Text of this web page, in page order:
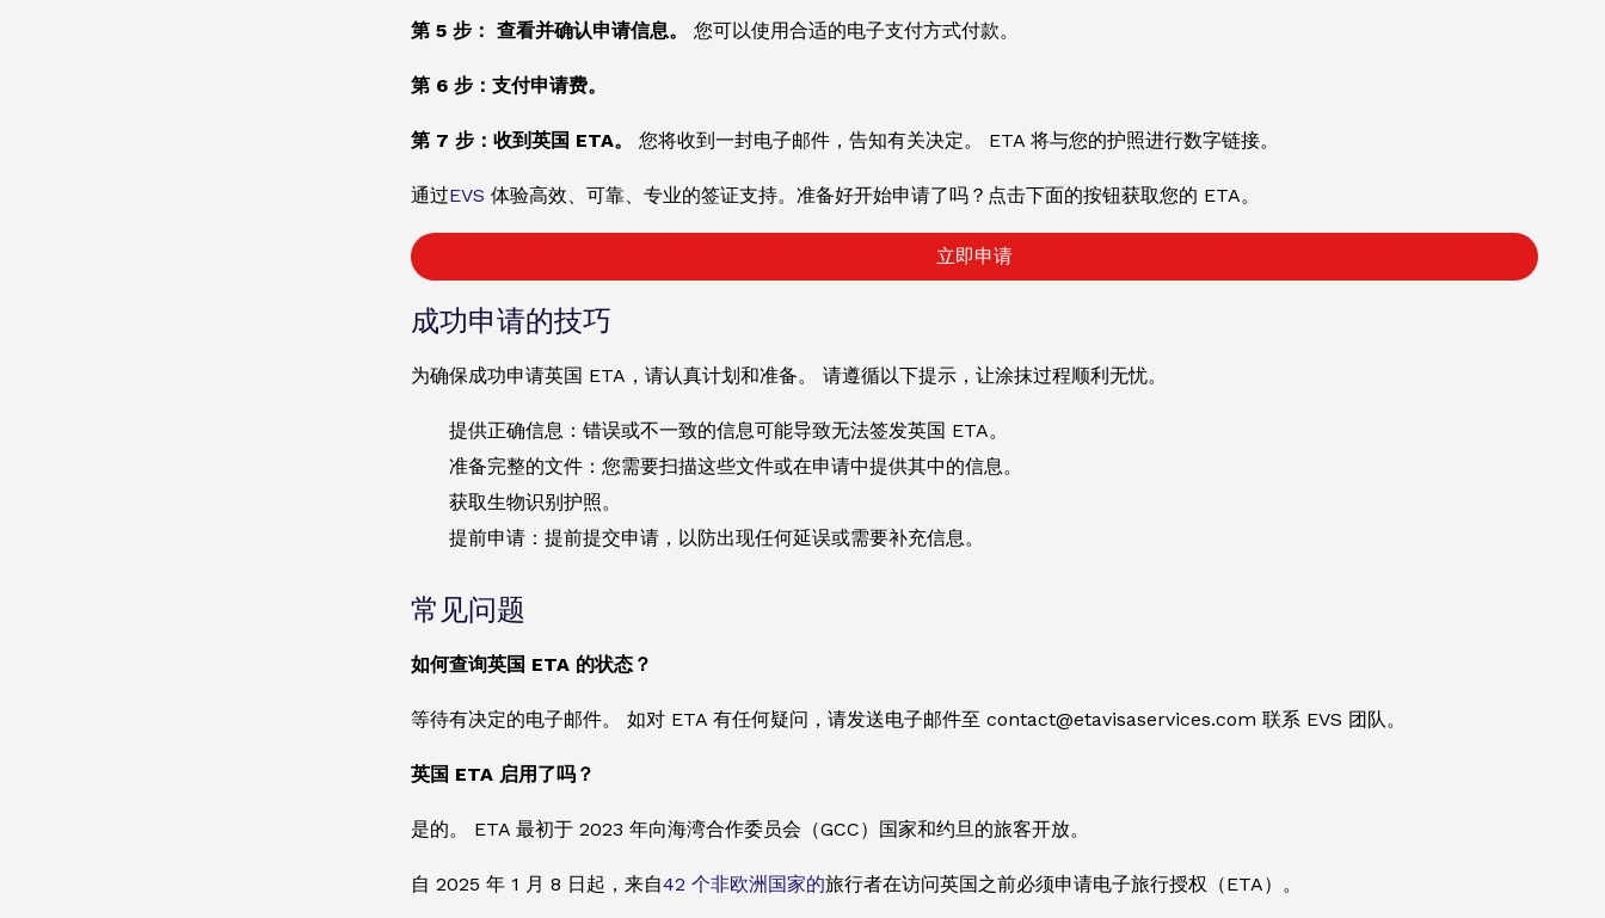
第 5 步： 查看并确认申请信息。 您可以使用合适的电子支付方式付款。
第 6 步：支付申请费。
第 7 步：收到英国 ETA。 您将收到一封电子邮件，告知有关决定。 ETA 将与您的护照进行数字链接。
通过EVS 体验高效、可靠、专业的签证支持。准备好开始申请了吗？点击下面的按钮获取您的 ETA。
立即申请
成功申请的技巧
为确保成功申请英国 ETA，请认真计划和准备。 请遵循以下提示，让涂抹过程顺利无忧。
提供正确信息：错误或不一致的信息可能导致无法签发英国 ETA。
准备完整的文件：您需要扫描这些文件或在申请中提供其中的信息。
获取生物识别护照。
提前申请：提前提交申请，以防出现任何延误或需要补充信息。
常见问题
如何查询英国 ETA 的状态？
等待有决定的电子邮件。 如对 ETA 有任何疑问，请发送电子邮件至 contact@etavisaservices.com 联系 EVS 团队。
英国 ETA 启用了吗？
是的。 ETA 最初于 2023 年向海湾合作委员会（GCC）国家和约旦的旅客开放。
自 2025 年 1 月 8 日起，来自42 个非欧洲国家的旅行者在访问英国之前必须申请电子旅行授权（ETA）。